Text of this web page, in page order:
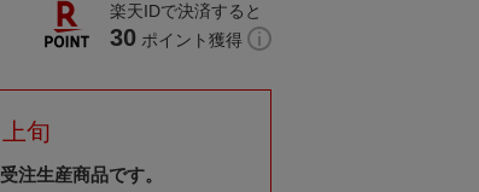
楽天IDで決済すると
30 ポイント獲得
旬
注生産商品です。